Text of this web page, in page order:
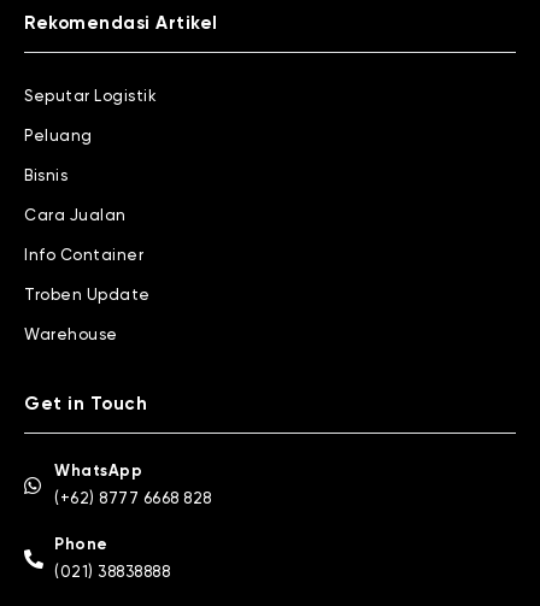
Rekomendasi Artikel
Seputar Logistik
Peluang
Bisnis
Cara Jualan
Info Container
Troben Update
Warehouse
Get in Touch
WhatsApp
(+62) 8777 6668 828
Phone
(021) 38838888